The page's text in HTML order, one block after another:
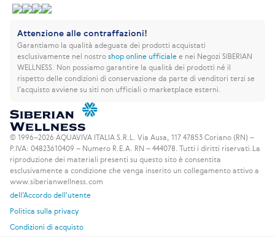
Attenzione alle contraffazioni!
Garantiamo la qualità adeguata dei prodotti acquistati
esclusivamente nel nostroshop online ufficialee nei Negozi SIBERIAN
WELLNESS. Non possiamo garantire la qualità dei prodotti né il
rispetto delle condizioni di conservazione da parte di venditori terzi se
l’acquisto avviene su siti non ufficiali o marketplace esterni.
© 1996–2026 AQUAVIVA ITALIA S.R.L. Via Ausa, 117 47853 Coriano (RN) –
P.IVA: 04823610409 – Numero R.E.A. RN – 444078. Tutti i diritti riservati. La
riproduzione dei materiali presenti su questo sito è consentita
esclusivamente a condizione che venga inserito un collegamento attivo a
www.siberianwellness.com
dell’Accordo dell'utente
Politica sulla privacy
Condizioni di acquisto